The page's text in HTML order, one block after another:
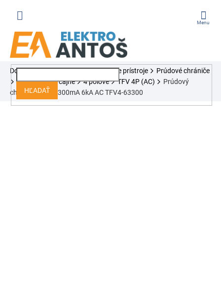
HĽADAŤ
Domov Ističe, chrániče, modulárne prístroje
Prúdové chrániče
Tracon
Obyčajné 4 pólové TFV 4P (AC)
Prúdový
chránič 4P 63A 300mA 6kA AC TFV4-63300